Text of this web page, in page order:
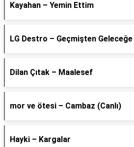
Kayahan – Yemin Ettim
LG Destro – Geçmişten Geleceğe
Dilan Çıtak – Maalesef
​mor ve ötesi – Cambaz (Canlı)
Hayki – Kargalar